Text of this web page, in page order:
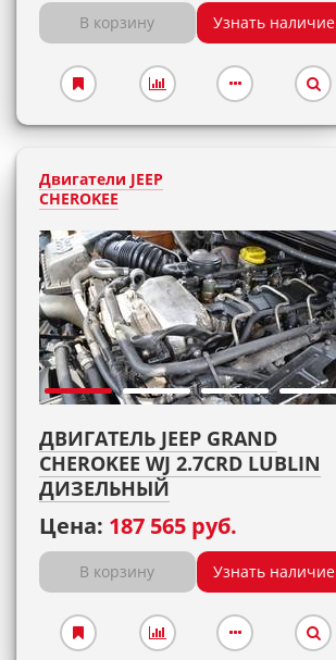
В корзину Узнать наличие
Двигатели JEEP
CHEROKEE
ДВИГАТЕЛЬ JEEP GRAND
CHEROKEE WJ 2.7CRD LUBLIN
ДИЗЕЛЬНЫЙ
Цена: 187 565 руб.
В корзину Узнать наличие